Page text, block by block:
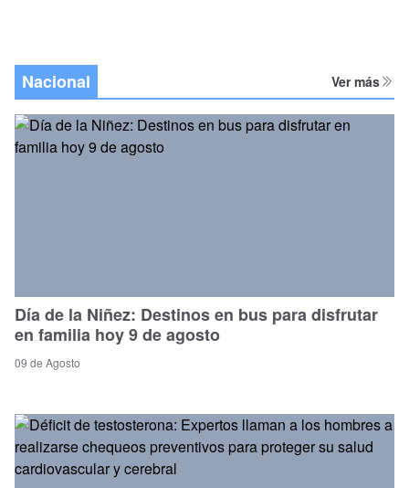
Nacional Ver más
Día de la Niñez: Destinos en bus para disfrutar
en familia hoy 9 de agosto
09 de Agosto